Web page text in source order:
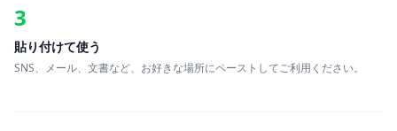
3
貼り付けて使う
SNS、メール、文書など、お好きな場所にペーストしてご利用ください。